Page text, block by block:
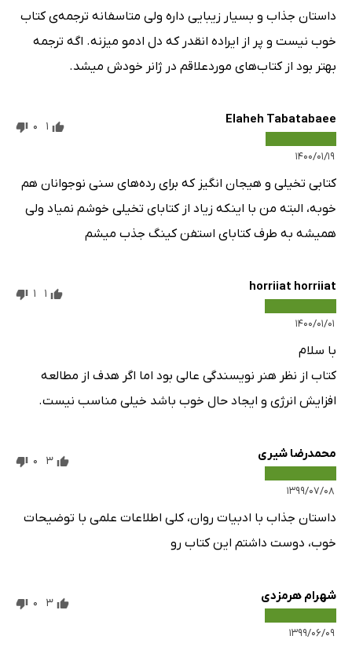
داستان جذاب و بسیار زیبایی داره ولی متاسفانه ترجمه‌ی کتاب
خوب نیست و پر از ایراده انقدر که دل ادمو میزنه. اگه ترجمه
بهتر بود از کتاب‌های موردعلاقم در ژانر خودش میشد.
Elaheh Tabatabaee
۱۴۰۰/۰۱/۱۹
1
0
کتابی تخیلی و هیجان انگیز که برای رده‌های سنی نوجوانان هم
خوبه، البته من با اینکه زیاد از کتابای تخیلی خوشم نمیاد ولی
همیشه به طرف کتابای استفن کینگ جذب میشم
horriiat horriiat
۱۴۰۰/۰۱/۰۱
1
1
با سلام
کتاب از نظر هنر نویسندگی عالی بود اما اگر هدف از مطالعه
افزایش انرژی و ایجاد حال خوب باشد خیلی مناسب نیست.
محمدرضا شیری
۱۳۹۹/۰۷/۰۸
3
0
داستان جذاب با ادبیات روان، کلی اطلاعات علمی با توضیحات
خوب، دوست داشتم این کتاب رو
شهرام هرمزدی
۱۳۹۹/۰۶/۰۹
3
0